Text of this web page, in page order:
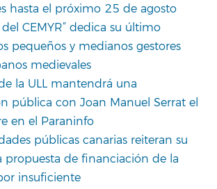
hasta el próximo 25 de agosto
del CEMYR” dedica su último
pequeños y medianos gestores
medievales
la ULL mantendrá una
pública con Joan Manuel Serrat el
en el Paraninfo
públicas canarias reiteran su
propuesta de financiación de la
insuficiente